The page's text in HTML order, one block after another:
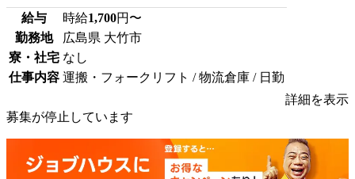
給与 時給1,700円〜
勤務地
広島県 大竹市
寮・社宅 なし
仕事内容 運搬・フォークリフト / 物流倉庫 / 日勤
詳細を表示
募集が停止しています